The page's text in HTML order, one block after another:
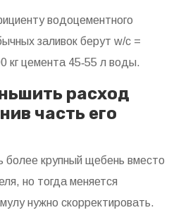
водоцементного
заливок берут w/c =
кг цемента 45‑55 л воды.
расход
часть его
более крупный щебень вместо
но тогда меняется
нужно скорректировать.